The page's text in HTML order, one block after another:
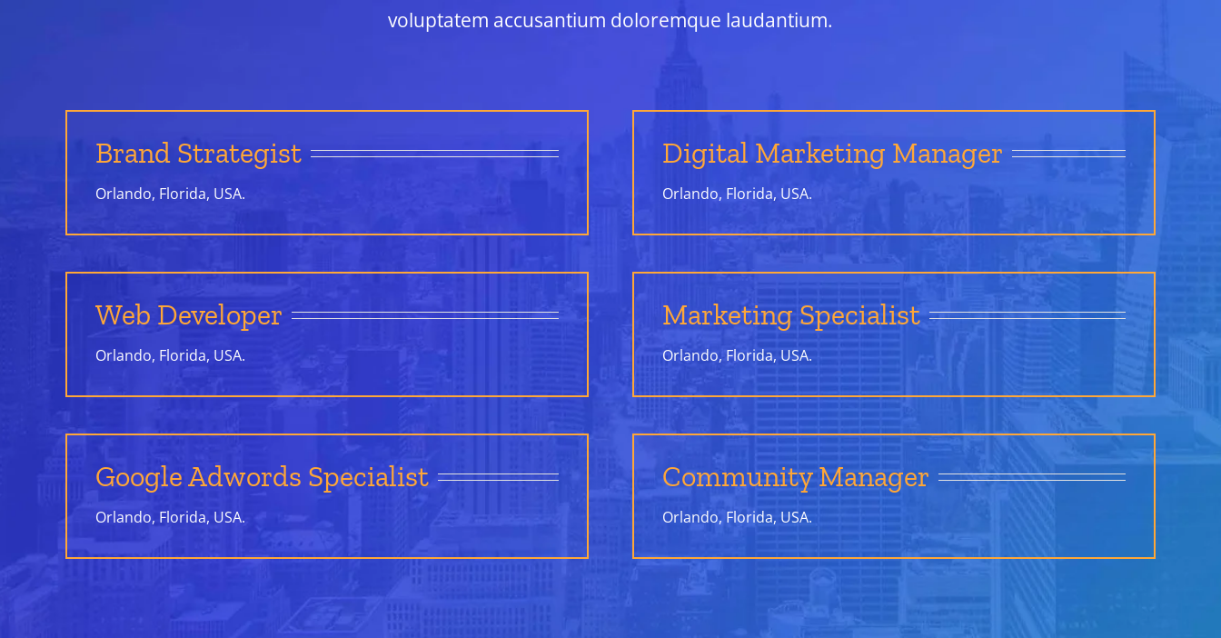
voluptatem accusantium doloremque laudantium.
Brand Strategist
Orlando, Florida, USA.
Digital Marketing Manager
Orlando, Florida, USA.
Web Developer
Orlando, Florida, USA.
Marketing Specialist
Orlando, Florida, USA.
Google Adwords Specialist
Orlando, Florida, USA.
Community Manager
Orlando, Florida, USA.